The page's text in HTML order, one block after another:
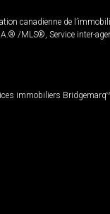
canadienne de
/MLS®, Service inter-
immobiliers Bridgemarq